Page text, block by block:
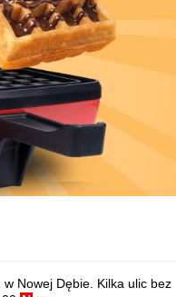
Nowej Dębie. Kilka ulic bez